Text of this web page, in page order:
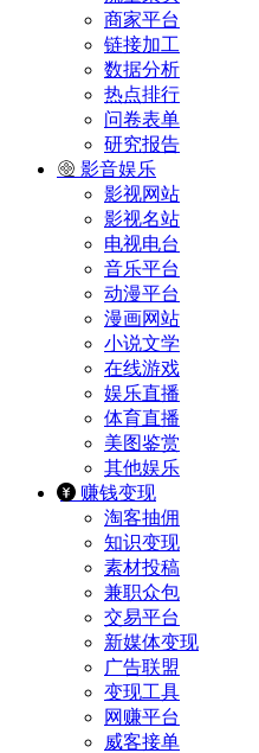
商家平台
链接加工
数据分析
热点排行
问卷表单
研究报告
影音娱乐
影视网站
影视名站
电视电台
音乐平台
动漫平台
漫画网站
小说文学
在线游戏
娱乐直播
体育直播
美图鉴赏
其他娱乐
赚钱变现
淘客抽佣
知识变现
素材投稿
兼职众包
交易平台
新媒体变现
广告联盟
变现工具
网赚平台
威客接单